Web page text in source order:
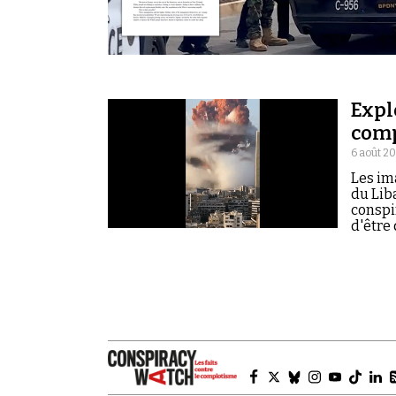
6 août
Les
du
d'être